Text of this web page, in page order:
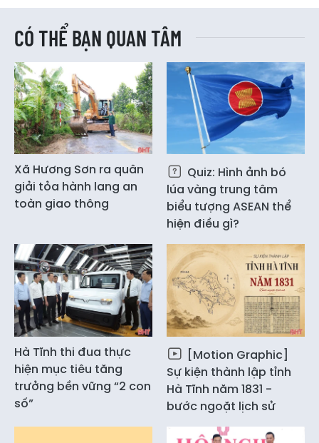
CÓ THỂ BẠN QUAN TÂM
Xã Hương Sơn ra quân
giải tỏa hành lang an
toàn giao thông
Quiz: Hình ảnh bó
lúa vàng trung tâm
biểu tượng ASEAN thể
hiện điều gì?
Hà Tĩnh thi đua thực
hiện mục tiêu tăng
trưởng bền vững “2 con
số”
[Motion Graphic]
Sự kiện thành lập tỉnh
Hà Tĩnh năm 1831 -
bước ngoặt lịch sử